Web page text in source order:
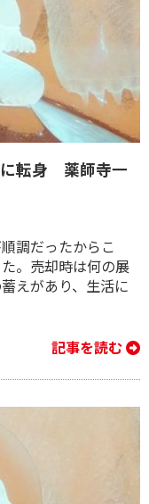
に転身 薬師寺一
調だったからこ
。売却時は何の展
えがあり、生活に
記事を読む